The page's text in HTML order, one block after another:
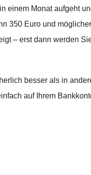
einem Monat aufgeht
350 Euro und
– erst dann werden
besser als in
auf Ihrem